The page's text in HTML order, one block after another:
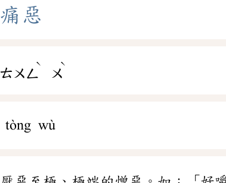
痛 惡
ㄊㄨㄥ
ˋ
ㄨ
ˋ
tòng wù